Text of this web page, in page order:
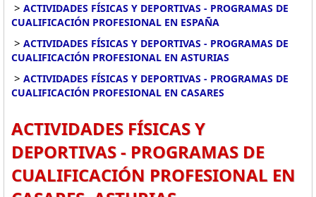
> ACTIVIDADES FÍSICAS Y DEPORTIVAS - PROGRAMAS DE
CUALIFICACIÓN PROFESIONAL EN ESPAÑA
> ACTIVIDADES FÍSICAS Y DEPORTIVAS - PROGRAMAS DE
CUALIFICACIÓN PROFESIONAL EN ASTURIAS
> ACTIVIDADES FÍSICAS Y DEPORTIVAS - PROGRAMAS DE
CUALIFICACIÓN PROFESIONAL EN CASARES
ACTIVIDADES FÍSICAS Y
DEPORTIVAS - PROGRAMAS DE
CUALIFICACIÓN PROFESIONAL EN